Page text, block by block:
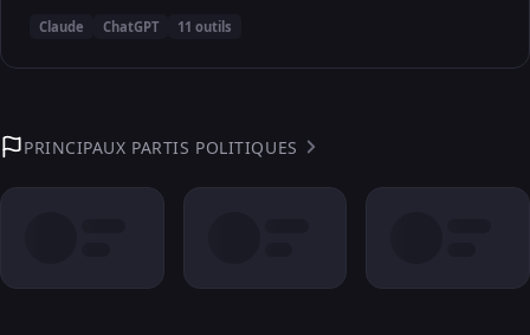
Claude ChatGPT 11 outils
PRINCIPAUX PARTIS POLITIQUES